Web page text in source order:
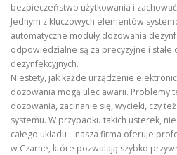
bezpieczeństwo użytkowania i
Jednym z kluczowych elementów
automatyczne moduły dozowania
odpowiedzialne są za precyzyjne i
dezynfekcyjnych.
Niestety, jak każde urządzenie
dozowania mogą ulec awarii. Problemy
dozowania, zacinanie się, wycieki, czy
systemu. W przypadku takich usterek,
całego układu – nasza firma oferuje
w Czarne, które pozwalają szybko